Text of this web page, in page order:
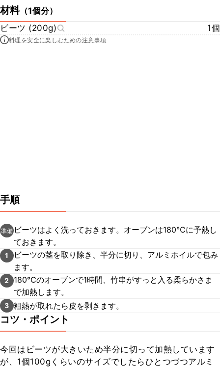
材料（1個分）
ビーツ (200g)
1個
料理を安全に楽しむための注意事項
手順
準備 ビーツはよく洗っておきます。オーブンは180℃に予熱し
ておきます。
1
ビーツの茎を取り除き、半分に切り、アルミホイルで包み
ます。
2
180℃のオーブンで1時間、竹串がすっと入る柔らかさま
で加熱します。
3 粗熱が取れたら皮を剥きます。
コツ・ポイント
今回はビーツが大きいため半分に切って加熱しています
が、1個100gくらいのサイズでしたらひとつづつアルミ